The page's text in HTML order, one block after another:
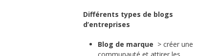
Différents types de blogs
d’entreprises
Blog de marque > créer une